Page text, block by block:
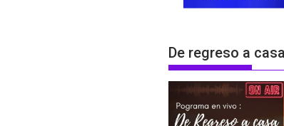
De regreso a casa